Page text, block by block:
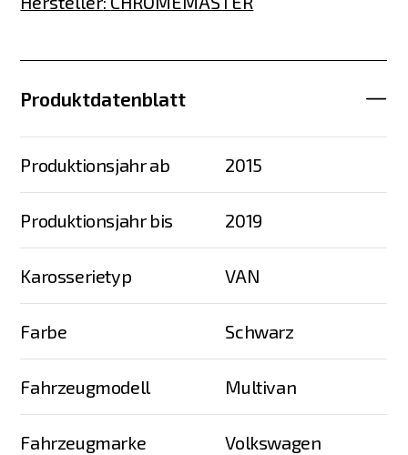
Produktdatenblatt
Produktionsjahr ab 2015
Produktionsjahr bis 2019
Karosserietyp VAN
Farbe Schwarz
Fahrzeugmodell Multivan
Fahrzeugmarke Volkswagen